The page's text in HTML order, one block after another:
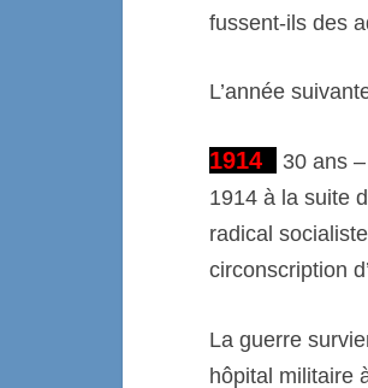
fussent-ils des
L’année
1914 30 ans
1914 à la suite
radical
circonscription
La guerre
hôpital militaire